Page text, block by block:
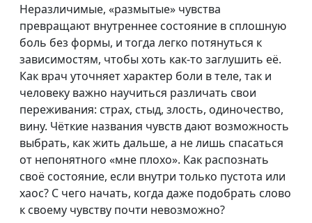
терапевт
Можно ли усилием воли
контролировать себя
Юлия Синицына,
Ирина Полищук,
психолог, телесно-
ориентированный
терапевт
Что такое настоящая
близость
Юлия Синицына,
Ирина Полищук,
психолог, телесно-
ориентированный
терапевт
Неразличимые, «размытые» чувства
превращают внутреннее состояние в сплошную
боль без формы, и тогда легко потянуться к
зависимостям, чтобы хоть как-то заглушить её.
Как врач уточняет характер боли в теле, так и
человеку важно научиться различать свои
переживания: страх, стыд, злость, одиночество,
вину. Чёткие названия чувств дают возможность
выбрать, как жить дальше, а не лишь спасаться
от непонятного «мне плохо». Как распознать
своё состояние, если внутри только пустота или
хаос? С чего начать, когда даже подобрать слово
к своему чувству почти невозможно?